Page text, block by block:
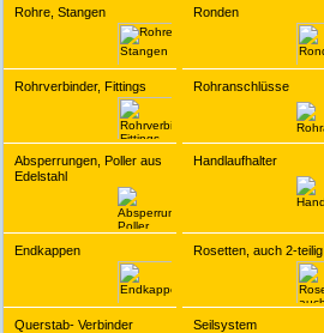
Rohre, Stangen Ronden
Rohrverbinder, Fittings Rohranschlüsse
Absperrungen, Poller aus
Edelstahl
Handlaufhalter
Endkappen Rosetten, auch 2-teilig
Querstab- Verbinder Seilsystem